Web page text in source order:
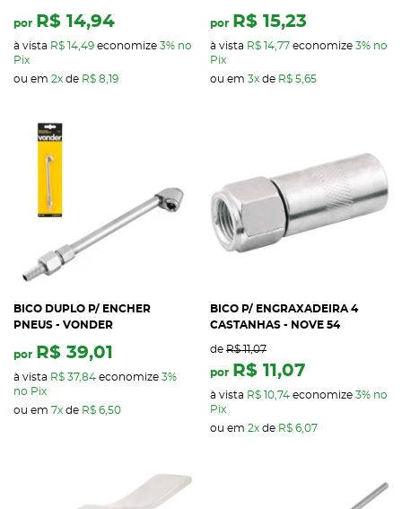
por R$ 14,94
à vista R$ 14,49 economize 3% no
Pix
ou em 2x de R$ 8,19
por R$ 15,23
à vista R$ 14,77 economize 3% no
Pix
ou em 3x de R$ 5,65
BICO DUPLO P/ ENCHER
PNEUS - VONDER
por R$ 39,01
à vista R$ 37,84 economize 3%
no Pix
ou em 7x de R$ 6,50
BICO P/ ENGRAXADEIRA 4
CASTANHAS - NOVE 54
de R$ 11,07
por R$ 11,07
à vista R$ 10,74 economize 3% no
Pix
ou em 2x de R$ 6,07